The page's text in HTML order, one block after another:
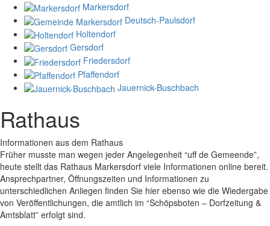
Markersdorf
Deutsch-Paulsdorf
Holtendorf
Gersdorf
Friedersdorf
Pfaffendorf
Jauernick-Buschbach
Rathaus
Informationen aus dem Rathaus
Früher musste man wegen jeder Angelegenheit “uff de Gemeende”,
heute stellt das Rathaus Markersdorf viele Informationen online bereit.
Ansprechpartner, Öffnungszeiten und Informationen zu
unterschiedlichen Anliegen finden Sie hier ebenso wie die Wiedergabe
von Veröffentlichungen, die amtlich im “Schöpsboten – Dorfzeitung &
Amtsblatt” erfolgt sind.